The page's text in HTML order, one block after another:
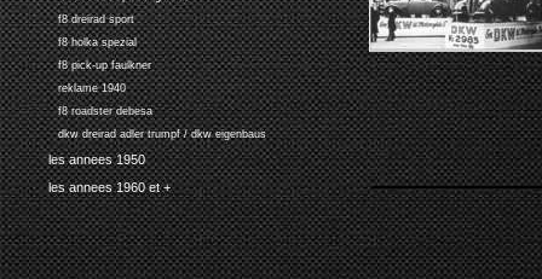
f8 dreirad sport
f8 holka spezial
f8 pick-up faulkner
reklame 1940
f8 roadster debesa
dkw dreirad adler trumpf / dkw eigenbaus
les annees 1950
les annees 1960 et +